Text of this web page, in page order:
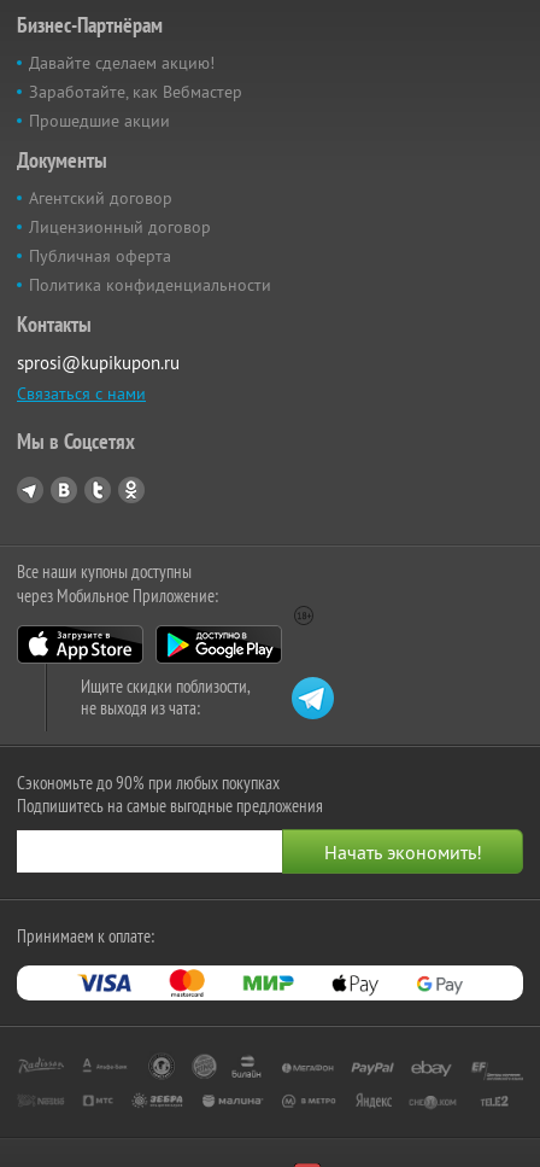
Бизнес-Партнёрам
Давайте сделаем акцию!
Заработайте, как Вебмастер
Прошедшие акции
Документы
Агентский договор
Лицензионный договор
Публичная оферта
Политика конфиденциальности
Контакты
sprosi@kupikupon.ru
Связаться с нами
Мы в Соцсетях
Все наши купоны доступны
через Мобильное Приложение:
Ищите скидки поблизости,
не выходя из чата:
Сэкономьте до 90% при любых покупках
Подпишитесь на самые выгодные предложения
Принимаем к оплате: